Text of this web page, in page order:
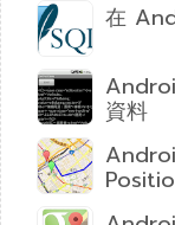
在
資料